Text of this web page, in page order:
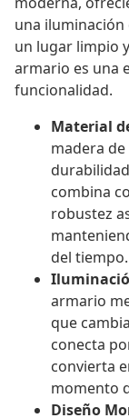
una iluminación
un lugar limpio
armario es una
funcionalidad.
Material
madera
combina
robustez
del tiempo.
armario
que
conecta
convierta
momento
Diseño